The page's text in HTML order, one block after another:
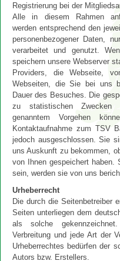
Registrierung bei der
Alle in diesem Rahmen
werden entsprechend den
personenbezogener Daten,
verarbeitet und genutzt.
speichern unsere Webserver
Providers, die Webseite,
Webseiten, die Sie bei uns
Dauer des Besuches. Die
zu statistischen Zwecken
genanntem Vorgehen
Kontaktaufnahme zum TSV
jedoch ausgeschlossen. Sie
uns Auskunft zu bekommen,
von Ihnen gespeichert haben.
sein, werden sie von uns
Urheberrecht
Die durch die Seitenbetreiber
Seiten unterliegen dem
als solche
Verbreitung und jede Art der
Urheberrechtes bedürfen der
Autors bzw. Erstellers.